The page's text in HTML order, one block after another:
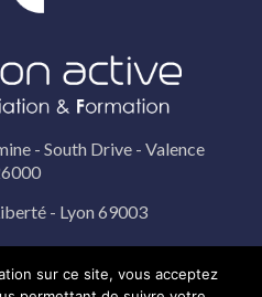
- South Drive - Valence
- Lyon 69003
- Paris 75015
sur ce site, vous acceptez